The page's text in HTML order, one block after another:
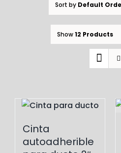
Sort by Default
Show12 Products
Cinta
autoadherible